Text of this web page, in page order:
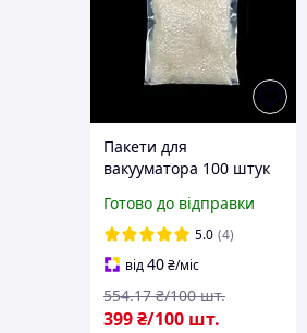
Пакети для
вакууматора 100 штук
продуктів
Готово до відправки
5.0 (4)
від40₴/міс
399₴/100 шт.
554.17 ₴/100 шт.